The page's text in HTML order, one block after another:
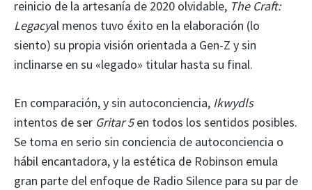
reinicio de la artesanía de 2020 olvidable, The Craft:
Legacyal menos tuvo éxito en la elaboración (lo
siento) su propia visión orientada a Gen-Z y sin
inclinarse en su «legado» titular hasta su final.
En comparación, y sin autoconciencia, Ikwydls
intentos de ser Gritar 5en todos los sentidos posibles.
Se toma en serio sin conciencia de autoconciencia o
hábil encantadora, y la estética de Robinson emula
gran parte del enfoque de Radio Silence para su par de